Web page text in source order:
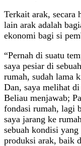
Terkait arak, secara
lain arak adalah
ekonomi bagi si
“Pernah di suatu
saya pesiar di
rumah, sudah lama
Dan, saya melihat
Beliau menjawab;
fondasi rumah, lagi
saya jarang ke
sebuah kondisi
produksi arak, baik